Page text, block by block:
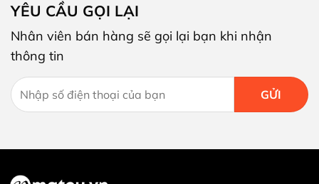
YÊU CẦU GỌI LẠI
Nhân viên bán hàng sẽ gọi lại bạn khi nhận
thông tin